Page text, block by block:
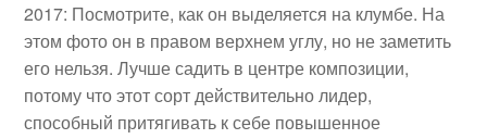
2017: Посмотрите, как он выделяется на клумбе. На
этом фото он в правом верхнем углу, но не заметить
его нельзя. Лучше садить в центре композиции,
потому что этот сорт действительно лидер,
способный притягивать к себе повышенное